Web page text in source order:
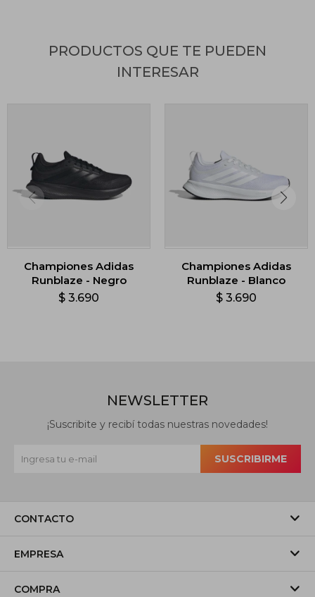
PRODUCTOS QUE TE PUEDEN
INTERESAR
Championes Adidas
Runblaze - Negro
$ 3.690
Championes Adidas
Runblaze - Blanco
$ 3.690
CONTACTO
EMPRESA
COMPRA
NEWSLETTER
¡Suscribite y recibí todas nuestras novedades!
SUSCRIBIRME